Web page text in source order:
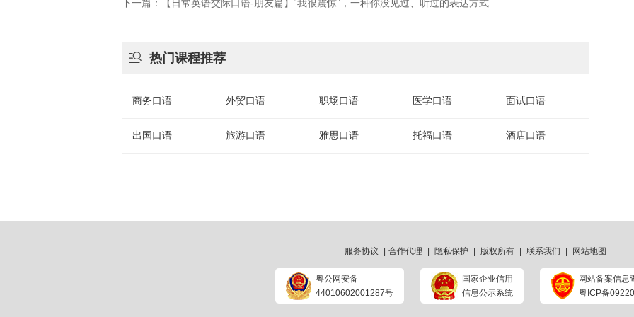
下一篇：【日常英语交际口语-朋友篇】“我很震惊”，一种你没见过、听过的表达方式
 热门课程推荐
商务口语 外贸口语 职场口语 医学口语 面试口语
出国口语 旅游口语 雅思口语 托福口语 酒店口语
服务协议 合作代理 隐私保护 版权所有 联系我们 网站地图
粤公网安备
44010602001287号
国家企业信用
信息公示系统
网站备案信息
粤ICP备